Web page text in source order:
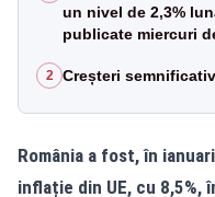
un nivel de 2,3%
publicate miercuri
2 Creșteri
România a fost, în
inflație din UE, cu